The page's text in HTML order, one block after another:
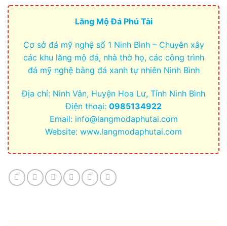
Lăng Mộ Đá Phú Tài
Cơ sở đá mỹ nghệ số 1 Ninh Bình – Chuyên xây
các khu lăng mộ đá, nhà thờ họ, các công trình
đá mỹ nghệ bằng đá xanh tự nhiên Ninh Bình
Địa chỉ: Ninh Vân, Huyện Hoa Lư, Tỉnh Ninh Bình
Điện thoại: 0985134922
Email: info@langmodaphutai.com
Website: www.langmodaphutai.com